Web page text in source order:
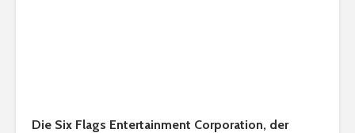
Die Six Flags Entertainment Corporation, der